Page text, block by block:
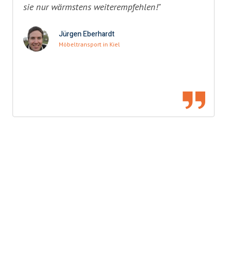
sie nur wärmstens weiterempfehlen!"
Jürgen Eberhardt
Möbeltransport in Kiel